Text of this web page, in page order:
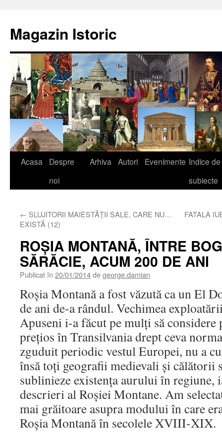
conținut
Magazin Istoric
Acasa
Despre
noi
Arhiva Autori Evenimente Indice de
subiecte
← SLUJITORII MAIESTĂŢII SALE, CARE NU…
EXISTĂ (12)
FATALA
ROŞIA MONTANĂ, ÎNTRE
SĂRĂCIE, ACUM 200 DE ANI
Publicat în 20/01/2014degeorge.damian
Roşia Montană a fost văzută ca un El
de ani de-a rândul. Vechimea
Apuseni i-a făcut pe mulţi să considere
preţios în Transilvania drept ceva
zguduit periodic vestul Europei, nu a
însă toţi geografii medievali şi călătorii
sublinieze existenţa aurului în regiune,
descrieri al Roşiei Montane. Am
mai grăitoare asupra modului în care
Roşia Montană în secolele XVIII-XIX.